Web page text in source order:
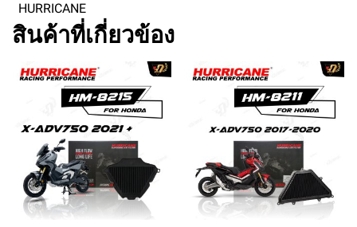
HURRICANE
สินค้าที่เกี่ยวข้อง